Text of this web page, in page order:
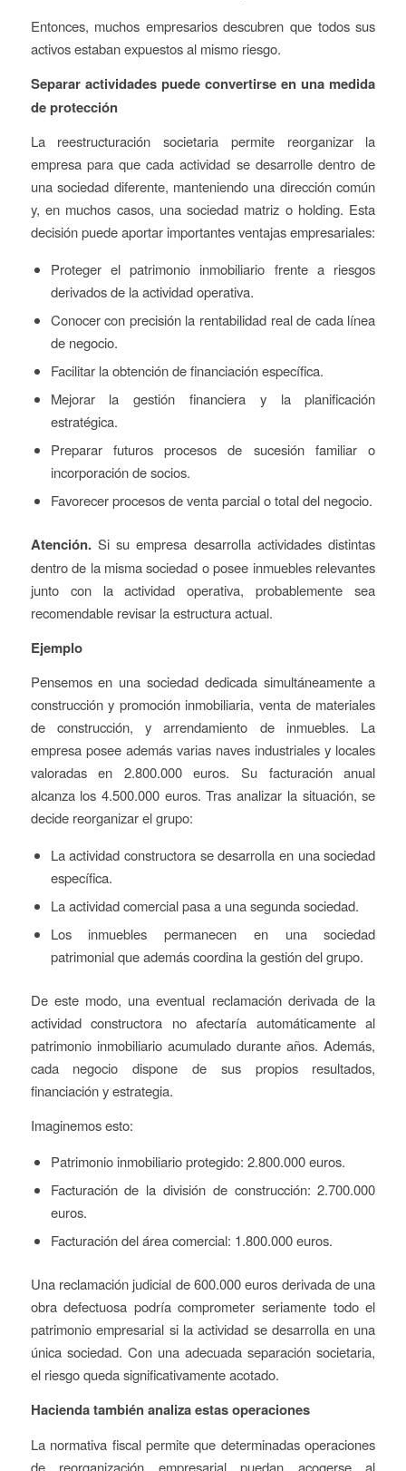
Entonces, muchos empresarios descubren que todos sus
activos estaban expuestos al mismo riesgo.
Separar actividades puede convertirse en una medida
de protección
La reestructuración societaria permite reorganizar la
empresa para que cada actividad se desarrolle dentro de
una sociedad diferente, manteniendo una dirección común
y, en muchos casos, una sociedad matriz o holding. Esta
decisión puede aportar importantes ventajas empresariales:
Proteger el patrimonio inmobiliario frente a riesgos
derivados de la actividad operativa.
Conocer con precisión la rentabilidad real de cada línea
de negocio.
Facilitar la obtención de financiación específica.
Mejorar la gestión financiera y la planificación
estratégica.
Preparar futuros procesos de sucesión familiar o
incorporación de socios.
Favorecer procesos de venta parcial o total del negocio.
Atención.Si su empresa desarrolla actividades distintas
dentro de la misma sociedad o posee inmuebles relevantes
junto con la actividad operativa, probablemente sea
recomendable revisar la estructura actual.
Ejemplo
Pensemos en una sociedad dedicada simultáneamente a
construcción y promoción inmobiliaria, venta de materiales
de construcción, y arrendamiento de inmuebles. La
empresa posee además varias naves industriales y locales
valoradas en 2.800.000 euros. Su facturación anual
alcanza los 4.500.000 euros. Tras analizar la situación, se
decide reorganizar el grupo:
La actividad constructora se desarrolla en una sociedad
específica.
La actividad comercial pasa a una segunda sociedad.
Los inmuebles permanecen en una sociedad
patrimonial que además coordina la gestión del grupo.
De este modo, una eventual reclamación derivada de la
actividad constructora no afectaría automáticamente al
patrimonio inmobiliario acumulado durante años. Además,
cada negocio dispone de sus propios resultados,
financiación y estrategia.
Imaginemos esto:
Patrimonio inmobiliario protegido: 2.800.000 euros.
Facturación de la división de construcción: 2.700.000
euros.
Facturación del área comercial: 1.800.000 euros.
Una reclamación judicial de 600.000 euros derivada de una
obra defectuosa podría comprometer seriamente todo el
patrimonio empresarial si la actividad se desarrolla en una
única sociedad. Con una adecuada separación societaria,
el riesgo queda significativamente acotado.
Hacienda también analiza estas operaciones
La normativa fiscal permite que determinadas operaciones
de reorganización empresarial puedan acogerse al